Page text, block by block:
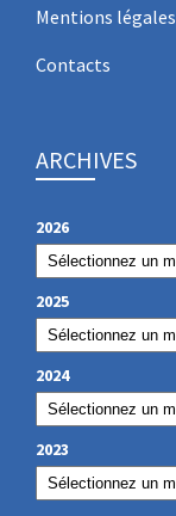
Mentions légales
Contacts
ARCHIVES
2026
2025
2024
2023